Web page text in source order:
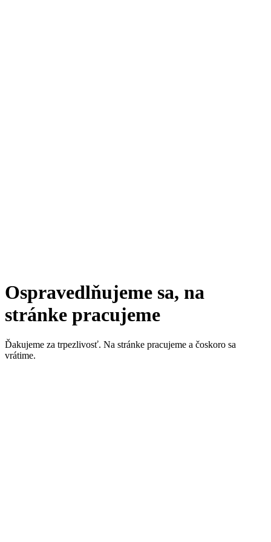
Ospravedlňujeme sa, na
stránke pracujeme
Ďakujeme za trpezlivosť. Na stránke pracujeme a čoskoro sa
vrátime.